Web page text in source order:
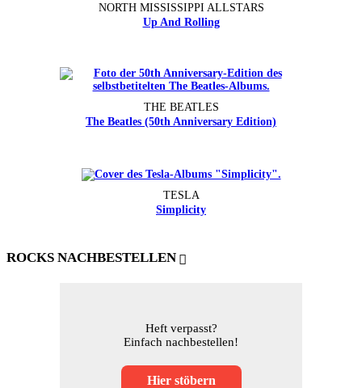
NORTH MISSISSIPPI ALLSTARS
Up And Rolling
THE BEATLES
The Beatles (50th Anniversary Edition)
TESLA
Simplicity
ROCKS NACHBESTELLEN
Heft verpasst?
Einfach nachbestellen!
Hier stöbern